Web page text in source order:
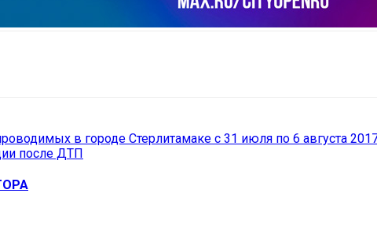
в городе Стерлитамаке с 31 июля по 6 августа
после ДТП